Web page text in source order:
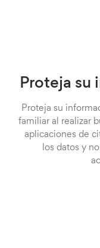
Proteja su
Proteja su
familiar al realizar
aplicaciones de
los datos y